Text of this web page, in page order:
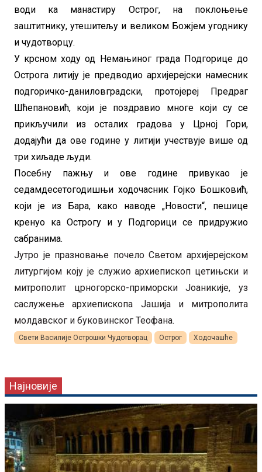
води ка манастиру Острог, на поклоњење
заштитнику, утешитељу и великом Божјем угоднику
и чудотворцу.
У крсном ходу од Немањиног града Подгорице до
Острога литију је предводио архијерејски намесник
подгоричко-даниловградски, протојереј Предраг
Шћепановић, који је поздравио многе који су се
прикључили из осталих градова у Црној Гори,
додајући да ове године у литији учествује више од
три хиљаде људи.
Посебну пажњу и ове године привукао је
седамдесетогодишњи ходочасник Гојко Бошковић,
који је из Бара, како наводе „Новости“, пешице
кренуо ка Острогу и у Подгорици се придружио
сабранима.
Јутро је празновање почело Светом архијерејском
литургијом коју је служио архиепископ цетињски и
митрополит црногорско-приморски Јоаникије, уз
саслужење архиепископа Јашија и митрополита
молдавског и буковинског Теофана.
Свети Василије Острошки Чудотворац Острог Ходочашће
Најновије